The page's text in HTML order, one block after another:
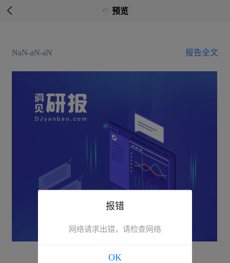
 预览
NaN-aN-aN 报告全文
报错
网络请求出错，请检查网络
OK